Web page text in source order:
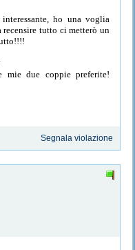
ho una voglia
tutto ci metterò un
mie due coppie preferite!
Segnala violazione